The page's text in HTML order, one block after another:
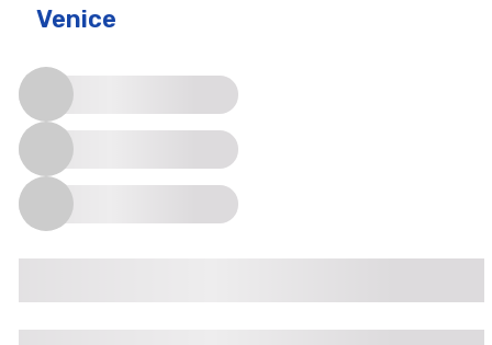
Venice